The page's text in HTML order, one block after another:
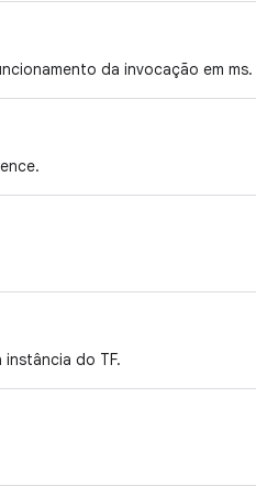
da invocação em ms.
do TF.